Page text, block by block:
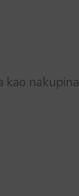
kao nakupina